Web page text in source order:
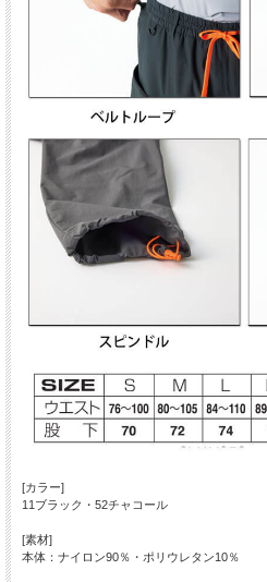
[カラー]
11ブラック・52チャコール
[素材]
本体：ナイロン90％・ポリウレタン10％